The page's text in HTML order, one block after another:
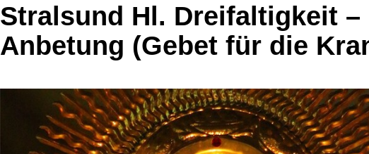
Stralsund Hl. Dreifaltigkeit –
Anbetung (Gebet für die